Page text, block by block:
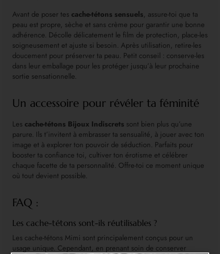
Avant de poser tes cache-tétons sensuels, assure-toi que ta
peau est propre, sèche et sans crème pour garantir une bonne
adhérence. Décolle délicatement le film de protection, place-les
soigneusement et ajuste si besoin. Après utilisation, retire-les
doucement pour préserver ta peau. Petit conseil : conserve-les
dans leur emballage pour les protéger jusqu’à leur prochaine
sortie sensationnelle.
Un accessoire pour révéler ta féminité
Les cache-tétons Bijoux Indiscrets sont bien plus qu’une
parure. Ils t’invitent à embrasser ta sensualité, à jouer avec ton
image et à explorer ton pouvoir de séduction. Parfaits pour
booster ta confiance toi, cultiver ton érotisme et célébrer
chaque facette de ta personnalité. Offre-toi ce moment unique
où tout devient possible.
FAQ :
Les cache-tétons sont-ils réutilisables ?
Les cache-tétons Mimi sont principalement conçus pour un
usage unique. Cependant, en prenant soin de conserver